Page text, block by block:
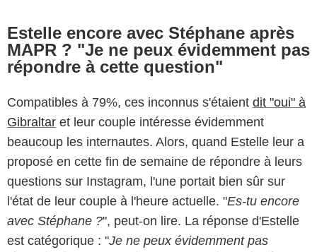
Estelle encore avec Stéphane après
MAPR ? "Je ne peux évidemment pas
répondre à cette question"
Compatibles à 79%, ces inconnus s'étaient dit "oui" à
Gibraltar et leur couple intéresse évidemment
beaucoup les internautes. Alors, quand Estelle leur a
proposé en cette fin de semaine de répondre à leurs
questions sur Instagram, l'une portait bien sûr sur
l'état de leur couple à l'heure actuelle. "Es-tu encore
avec Stéphane ?", peut-on lire. La réponse d'Estelle
est catégorique : "Je ne peux évidemment pas